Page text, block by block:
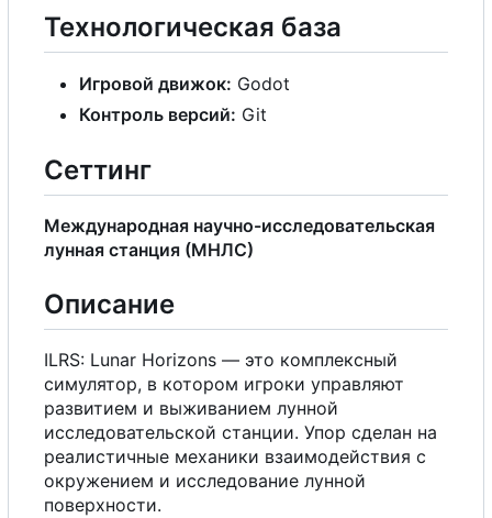
Технологическая база
Игровой движок: Godot
Контроль версий: Git
Сеттинг
Международная научно-исследовательская
лунная станция (МНЛС)
Описание
ILRS: Lunar Horizons — это комплексный
симулятор, в котором игроки управляют
развитием и выживанием лунной
исследовательской станции. Упор сделан на
реалистичные механики взаимодействия с
окружением и исследование лунной
поверхности.